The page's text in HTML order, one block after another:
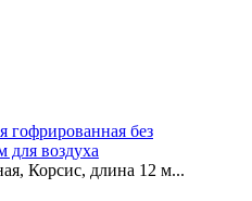
гофрированная без
для воздуха
Корсис, длина 12 м...